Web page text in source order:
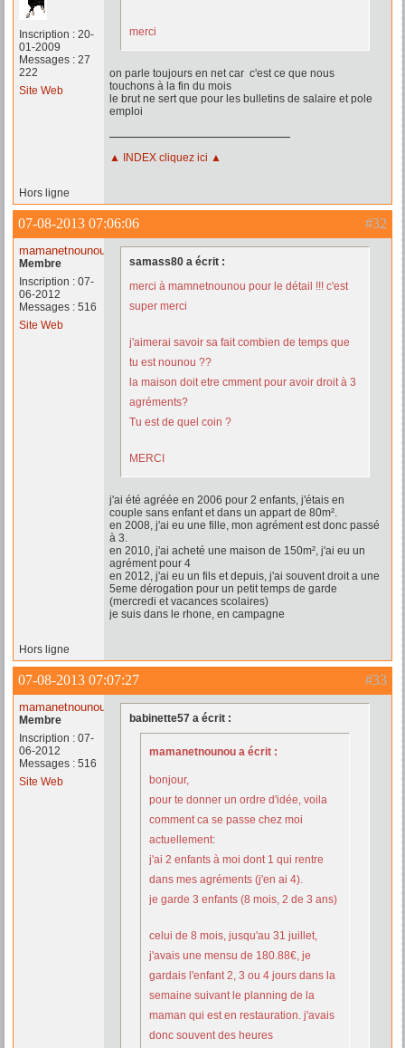
Inscription : 20-
01-2009
Messages : 27
222
Site Web
merci
on parle toujours en net car c'est ce que nous
touchons à la fin du mois
le brut ne sert que pour les bulletins de salaire et pole
emploi
▲ INDEX cliquez ici ▲
Hors ligne
#32
07-08-2013 07:06:06
mamanetnounou
Membre
Inscription : 07-
06-2012
Messages : 516
Site Web
samass80 a écrit :
merci à mamnetnounou pour le détail !!! c'est
super merci
j'aimerai savoir sa fait combien de temps que
tu est nounou ??
la maison doit etre cmment pour avoir droit à 3
agréments?
Tu est de quel coin ?
MERCI
j'ai été agréée en 2006 pour 2 enfants, j'étais en
couple sans enfant et dans un appart de 80m².
en 2008, j'ai eu une fille, mon agrément est donc passé
à 3.
en 2010, j'ai acheté une maison de 150m², j'ai eu un
agrément pour 4
en 2012, j'ai eu un fils et depuis, j'ai souvent droit a une
5eme dérogation pour un petit temps de garde
(mercredi et vacances scolaires)
je suis dans le rhone, en campagne
Hors ligne
#33
07-08-2013 07:07:27
mamanetnounou
Membre
Inscription : 07-
06-2012
Messages : 516
Site Web
babinette57 a écrit :
mamanetnounou a écrit :
bonjour,
pour te donner un ordre d'idée, voila
comment ca se passe chez moi
actuellement:
j'ai 2 enfants à moi dont 1 qui rentre
dans mes agréments (j'en ai 4).
je garde 3 enfants (8 mois, 2 de 3 ans)
celui de 8 mois, jusqu'au 31 juillet,
j'avais une mensu de 180.88€, je
gardais l'enfant 2, 3 ou 4 jours dans la
semaine suivant le planning de la
maman qui est en restauration. j'avais
donc souvent des heures